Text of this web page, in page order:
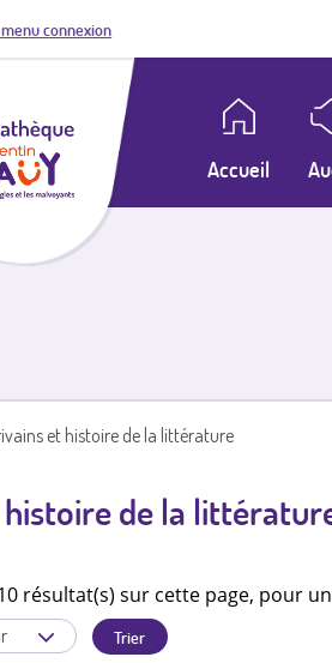
connexion
Accueil
et histoire de la littérature
histoire de la
résultat(s) sur cette page, pour